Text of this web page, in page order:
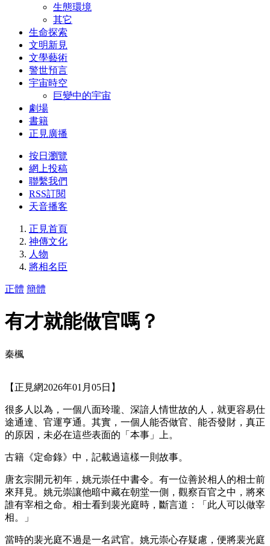
生態環境
其它
生命探索
文明新見
文學藝術
警世預言
宇宙時空
巨變中的宇宙
劇場
書籍
正見廣播
按日瀏覽
網上投稿
聯繫我們
RSS訂閱
天音播客
正見首頁
神傳文化
人物
將相名臣
正體 簡體
有才就能做官嗎？
秦楓
【正見網2026年01月05日】
很多人以為，一個八面玲瓏、深諳人情世故的人，就更容易仕
途通達、官運亨通。其實，一個人能否做官、能否發財，真正
的原因，未必在這些表面的「本事」上。
古籍《定命錄》中，記載過這樣一則故事。
唐玄宗開元初年，姚元崇任中書令。有一位善於相人的相士前
來拜見。姚元崇讓他暗中藏在朝堂一側，觀察百官之中，將來
誰有宰相之命。相士看到裴光庭時，斷言道：「此人可以做宰
相。」
當時的裴光庭不過是一名武官。姚元崇心存疑慮，便將裴光庭